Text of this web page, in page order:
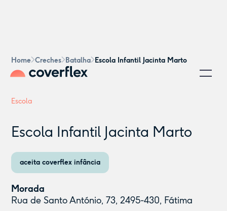
Home Creches Batalha Escola Infantil Jacinta Marto
Escola
Escola Infantil Jacinta Marto
aceita coverflex infância
Morada
Rua de Santo António, 73, 2495-430, Fátima